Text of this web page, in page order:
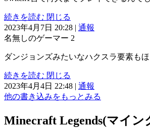
続きを読む 閉じる
2023年4月7日 20:28 | 通報
名無しのゲーマー 2
ダンジョンズみたいなハクスラ要素も
続きを読む 閉じる
2023年4月4日 22:48 | 通報
他の書き込みをもっとみる
Minecraft Legends(マイン